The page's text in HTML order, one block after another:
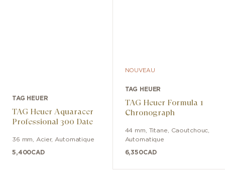
TAG HEUER
TAG Heuer Aquaracer
Professional 300 Date
36 mm Acier, Automatique
5,400CAD
NOUVEAU
TAG HEUER
TAG Heuer Formula 1
Chronograph
44 mm Titane Caoutchouc
Automatique
6,350CAD